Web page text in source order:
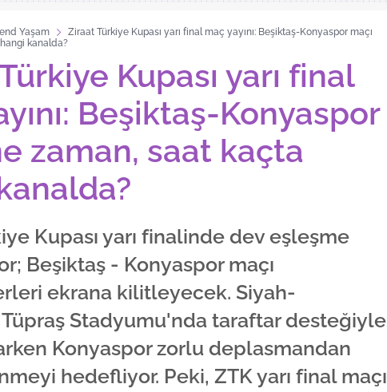
Yaşam
Ziraat Türkiye Kupası yarı final maç yayını: Beşiktaş-Konyaspor maçı
kanalda?
Kupası yarı final
Beşiktaş-Konyaspor
zaman, saat kaçta
Kupası yarı finalinde dev eşleşme
Beşiktaş - Konyaspor maçı
ekrana kilitleyecek. Siyah-
Tüpraş Stadyumu'nda taraftar desteğiyle
Konyaspor zorlu deplasmandan
hedefliyor. Peki, ZTK yarı final maçı